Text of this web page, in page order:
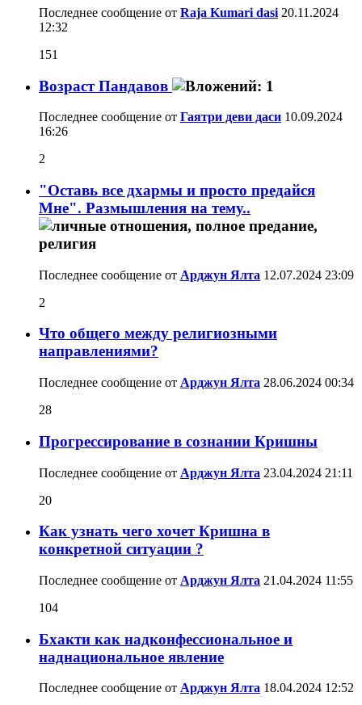
Последнее сообщение от Raja Kumari dasi 20.11.2024
12:32
151
Возраст Пандавов
Последнее сообщение от Гаятри деви даси 10.09.2024
16:26
2
"Оставь все дхармы и просто предайся
Мне". Размышления на тему..
Последнее сообщение от Арджун Ялта 12.07.2024 23:09
2
Что общего между религиозными
направлениями?
Последнее сообщение от Арджун Ялта 28.06.2024 00:34
28
Прогрессирование в сознании Кришны
Последнее сообщение от Арджун Ялта 23.04.2024 21:11
20
Как узнать чего хочет Кришна в
конкретной ситуации ?
Последнее сообщение от Арджун Ялта 21.04.2024 11:55
104
Бхакти как надконфессиональное и
наднациональное явление
Последнее сообщение от Арджун Ялта 18.04.2024 12:52